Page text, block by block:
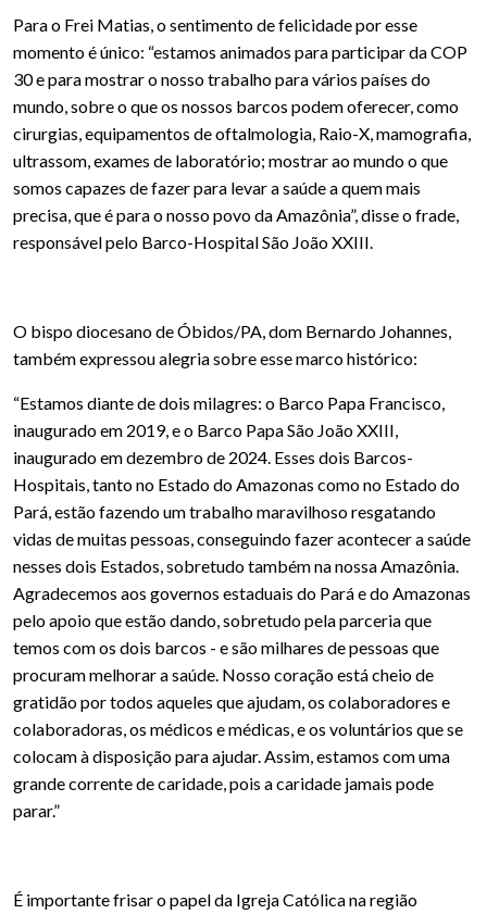
Para o Frei Matias, o sentimento de felicidade por esse
momento é único: “estamos animados para participar da COP
30 e para mostrar o nosso trabalho para vários países do
mundo, sobre o que os nossos barcos podem oferecer, como
cirurgias, equipamentos de oftalmologia, Raio-X, mamografia,
ultrassom, exames de laboratório; mostrar ao mundo o que
somos capazes de fazer para levar a saúde a quem mais
precisa, que é para o nosso povo da Amazônia”, disse o frade,
responsável pelo Barco-Hospital São João XXIII.
O bispo diocesano de Óbidos/PA, dom Bernardo Johannes,
também expressou alegria sobre esse marco histórico:
“Estamos diante de dois milagres: o Barco Papa Francisco,
inaugurado em 2019, e o Barco Papa São João XXIII,
inaugurado em dezembro de 2024. Esses dois Barcos-
Hospitais, tanto no Estado do Amazonas como no Estado do
Pará, estão fazendo um trabalho maravilhoso resgatando
vidas de muitas pessoas, conseguindo fazer acontecer a saúde
nesses dois Estados, sobretudo também na nossa Amazônia.
Agradecemos aos governos estaduais do Pará e do Amazonas
pelo apoio que estão dando, sobretudo pela parceria que
temos com os dois barcos - e são milhares de pessoas que
procuram melhorar a saúde. Nosso coração está cheio de
gratidão por todos aqueles que ajudam, os colaboradores e
colaboradoras, os médicos e médicas, e os voluntários que se
colocam à disposição para ajudar. Assim, estamos com uma
grande corrente de caridade, pois a caridade jamais pode
parar.”
É importante frisar o papel da Igreja Católica na região